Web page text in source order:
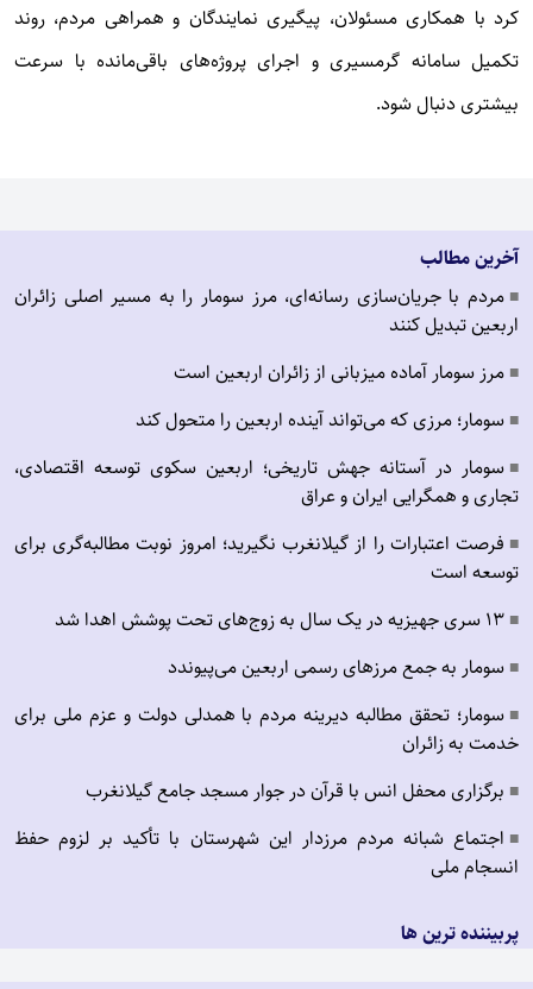
کرد با همکاری مسئولان، پیگیری نمایندگان و همراهی مردم، روند
تکمیل سامانه گرمسیری و اجرای پروژه‌های باقی‌مانده با سرعت
بیشتری دنبال شود.
آخرین مطالب
■ مردم با جریان‌سازی رسانه‌ای، مرز سومار را به مسیر اصلی زائران
اربعین تبدیل کنند
■ مرز سومار آماده میزبانی از زائران اربعین است
■ سومار؛ مرزی که می‌تواند آینده اربعین را متحول کند
■ سومار در آستانه جهش تاریخی؛ اربعین سکوی توسعه اقتصادی،
تجاری و همگرایی ایران و عراق
■ فرصت اعتبارات را از گیلانغرب نگیرید؛ امروز نوبت مطالبه‌گری برای
توسعه است
■ ۱۳ سری جهیزیه در یک سال به زوج‌های تحت پوشش اهدا شد
■ سومار به جمع مرزهای رسمی اربعین می‌پیوندد
■ سومار؛ تحقق مطالبه دیرینه مردم با همدلی دولت و عزم ملی برای
خدمت به زائران
■ برگزاری محفل انس با قرآن در جوار مسجد جامع گیلانغرب
■ اجتماع شبانه مردم مرزدار این شهرستان با تأکید بر لزوم حفظ
انسجام ملی
پربیننده ترین ها